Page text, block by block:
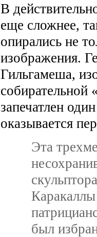
В
еще сложнее,
опирались не
изображения.
Гильгамеша,
собирательной
запечатлен
оказывается
Эта
был